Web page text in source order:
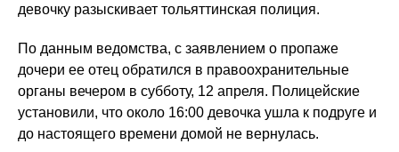
девочку разыскивает тольяттинская полиция.
По данным ведомства, с заявлением о пропаже
дочери ее отец обратился в правоохранительные
органы вечером в субботу, 12 апреля. Полицейские
установили, что около 16:00 девочка ушла к подруге и
до настоящего времени домой не вернулась.